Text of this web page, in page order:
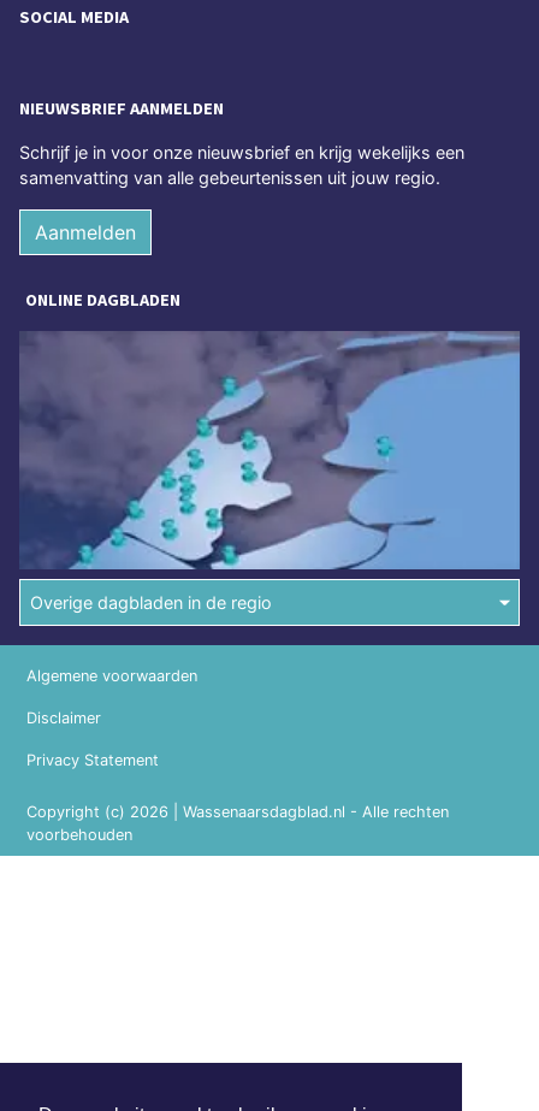
SOCIAL MEDIA
NIEUWSBRIEF AANMELDEN
Schrijf je in voor onze nieuwsbrief en krijg wekelijks een
samenvatting van alle gebeurtenissen uit jouw regio.
Aanmelden
ONLINE DAGBLADEN
Overige dagbladen in de regio
Copyright (c) 2026 | Wassenaarsdagblad.nl - Alle rechten
voorbehouden
Algemene voorwaarden
Disclaimer
Privacy Statement